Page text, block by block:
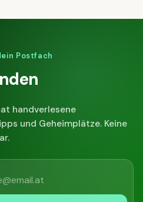
Postfach
handverlesene
und Geheimplätze. Keine